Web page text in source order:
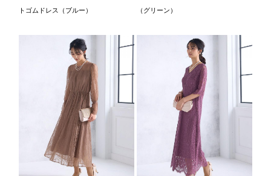
トゴムドレス（ブルー） （グリーン）